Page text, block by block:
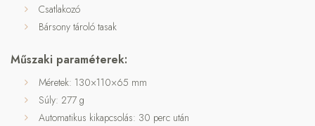
Csatlakozó
Bársony tároló tasak
Műszaki paraméterek:
Méretek: 130×110×65 mm
Súly: 277 g
Automatikus kikapcsolás: 30 perc után